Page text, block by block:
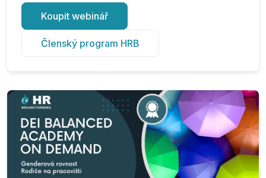
Koupit webinář
Členský program HRB